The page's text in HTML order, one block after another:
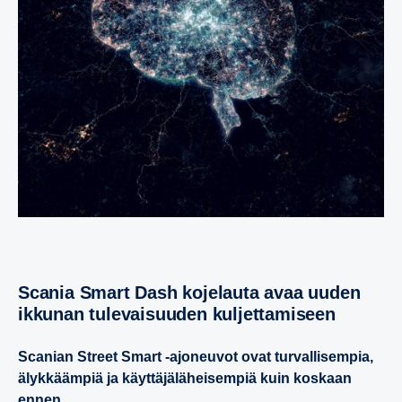
Scania Smart Dash kojelauta avaa uuden
ikkunan tulevai­suuden kuljet­ta­mi­seen
Scanian Street Smart -ajoneuvot ovat turvallisempia,
älykkäämpiä ja käyttäjäläheisempiä kuin koskaan